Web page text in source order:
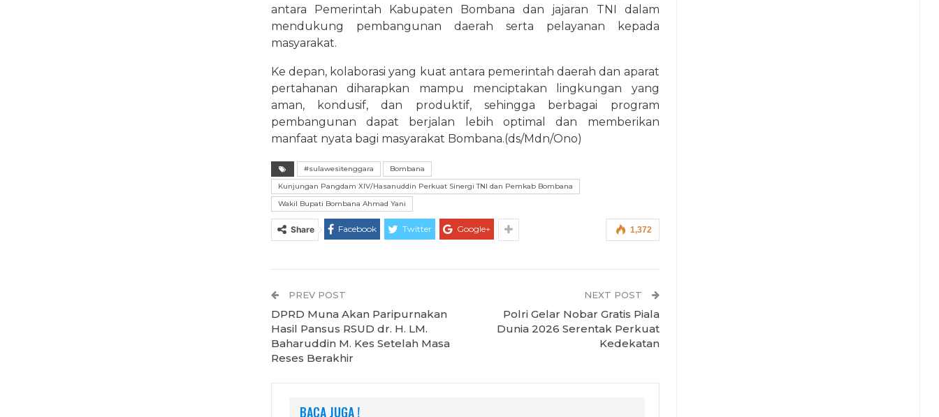
antara Pemerintah Kabupaten Bombana dan jajaran TNI dalam
mendukung pembangunan daerah serta pelayanan kepada
masyarakat.
Ke depan, kolaborasi yang kuat antara pemerintah daerah dan aparat
pertahanan diharapkan mampu menciptakan lingkungan yang
aman, kondusif, dan produktif, sehingga berbagai program
pembangunan dapat berjalan lebih optimal dan memberikan
manfaat nyata bagi masyarakat Bombana.(ds/Mdn/Ono)
#sulawesitenggara
Bombana
Kunjungan Pangdam XIV/Hasanuddin Perkuat Sinergi TNI dan Pemkab Bombana
Wakil Bupati Bombana Ahmad Yani
1,372
Share Facebook Twitter Google+
PREV POST
DPRD Muna Akan Paripurnakan
Hasil Pansus RSUD dr. H. LM.
Baharuddin M. Kes Setelah Masa
Reses Berakhir
NEXT POST
Polri Gelar Nobar Gratis Piala
Dunia 2026 Serentak Perkuat
Kedekatan
BACA JUGA !